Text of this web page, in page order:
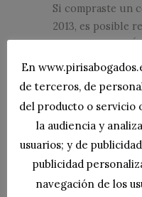
Si compraste un
2013, es posible
precio. ¿EN QUÉ
DE
2006 a 2013 las
(un 91% del
información
comercialmente
incertidumbre...
21 enero, 2022
En
de terceros, de
del producto o servicio
la audiencia y
usuarios; y de
publicidad
navegación de los